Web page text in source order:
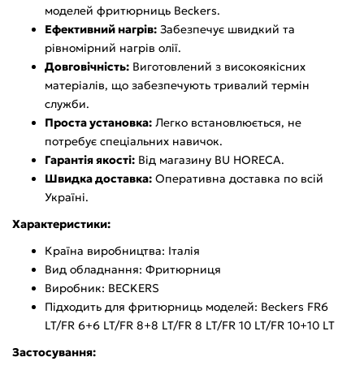
моделей фритюрниць Beckers.
Ефективний нагрів: Забезпечує швидкий та
рівномірний нагрів олії.
Довговічність: Виготовлений з високоякісних
матеріалів, що забезпечують тривалий термін
служби.
Проста установка: Легко встановлюється, не
потребує спеціальних навичок.
Гарантія якості: Від магазину BU HORECA.
Швидка доставка: Оперативна доставка по всій
Україні.
Характеристики:
Країна виробництва: Італія
Вид обладнання: Фритюрниця
Виробник: BECKERS
Підходить для фритюрниць моделей: Beckers FR6
LT/FR 6+6 LT/FR 8+8 LT/FR 8 LT/FR 10 LT/FR 10+10 LT
Застосування: